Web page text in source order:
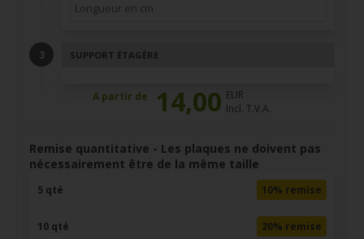
SUPPORT ÉTAGÈRE
A partir de 14,00 EUR
Incl. T.V.A.
Remise quantitative - Les plaques ne doivent pas
nécessairement être de la même taille
5 qté 10% remise
10 qté
20% remise